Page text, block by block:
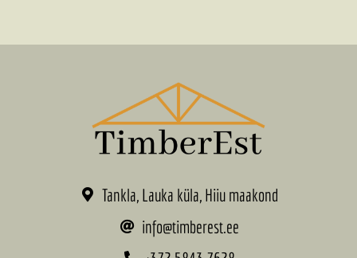
Tankla, Lauka küla, Hiiu maakond
info@timberest.ee